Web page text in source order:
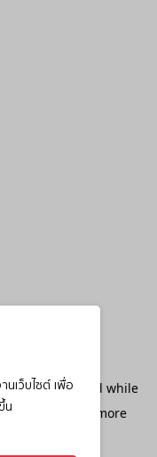
เว็บไซต์ เพื่อ
น
has occurred while
console
for more